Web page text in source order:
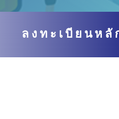
ลงทะเบียนหลั